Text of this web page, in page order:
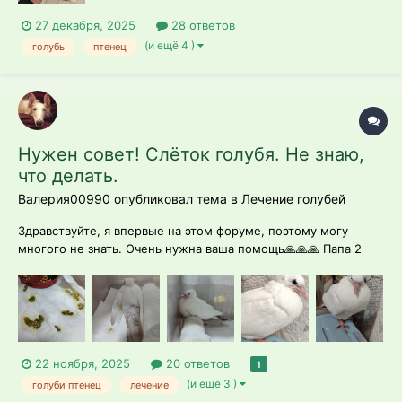
27 декабря, 2025 28 ответов
голубь птенец (и ещё 4 )
Нужен совет! Слёток голубя. Не знаю,
что делать.
Валерия00990 опубликовал тема в Лечение голубей
Здравствуйте, я впервые на этом форуме, поэтому могу
многого не знать. Очень нужна ваша помощь🙏🙏🙏 Папа 2
просто уличный, но я очень хочу ему помочь. У кого-нибудь
были похожие случаи? Малыш ещё не до конца оперился.
Визуально с...
22 ноября, 2025 20 ответов 1
голуби птенец лечение (и ещё 3 )